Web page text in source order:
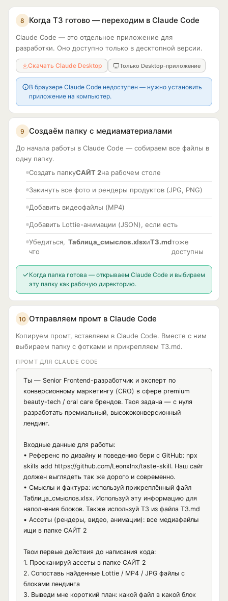
Создай:
- Заголовок блока.
- Картину желаемого состояния клиента.
- Что изменится в его бизнесе/жизни/процессе.
- Какие риски он снизит.
- Какие возможности получит.
- Эмоциональное усиление результата.
Важно: показать не просто услугу, а «новую реальность»
клиента.
Предложи CTA для разных частей лендинга: первый экран;
после блока проблемы; после блока решения; после
доказательств; в конце страницы.
Для каждого CTA дай:
- текст кнопки
- короткий текст рядом с кнопкой
- уровень давления: мягкий / средний / сильный
- когда лучше использовать
CTA должны быть конкретными, не просто «Оставить
заявку».
XI. Финальная структура лендинга
Собери итоговую структуру лендинга в правильной
последовательности.
заголовок; ключевой смысл; CTA (если нужен); визуалы.
XII. Готовый черновик текста лендинга
Первый экран → Проблема → Решение → Выгоды →
Доказательства → План работы → Возражения →
Сравнение → Результат → Финальный CTA.
Текст должен быть готов к передаче дизайнеру или
8 Когда ТЗ готово — переходим в Claude Code
Claude Code — это отдельное приложение для
разработки. Оно доступно только в десктопной версии.
Скачать Claude Desktop Только Desktop-приложение
В браузере Claude Code недоступен — нужно установить
приложение на компьютер.
9 Создаём папку с медиаматериалами
До начала работы в Claude Code — собираем все файлы в
одну папку.
Создать папкуСАЙТ 2на рабочем столе
Закинуть все фото и рендеры продуктов (JPG, PNG)
Добавить видеофайлы (MP4)
Добавить Lottie-анимации (JSON), если есть
Убедиться,
что
Таблица_смыслов.xlsxиТЗ.mdтоже
доступны
Когда папка готова — открываем Claude Code и выбираем
эту папку как рабочую директорию.
10 Отправляем промт в Claude Code
Копируем промт, вставляем в Claude Code. Вместе с ним
выбираем папку с фотками и прикрепляем ТЗ.md.
ПРОМТ ДЛЯ CLAUDE CODE
Ты — Senior Frontend-разработчик и эксперт по
конверсионному маркетингу (CRO) в сфере premium
beauty-tech / oral care брендов. Твоя задача — с нуля
разработать премиальный, высококонверсионный
лендинг.
Входные данные для работы:
• Референс по дизайну и поведению бери с GitHub: npx
skills add https://github.com/Leonxlnx/taste-skill. Наш сайт
должен выглядеть так же дорого и современно.
• Смыслы и фактура: используй прикреплённый файл
Таблица_смыслов.xlsx. Используй эту информацию для
наполнения блоков. Также используй ТЗ из файла ТЗ.md
• Ассеты (рендеры, видео, анимации): все медиафайлы
ищи в папке САЙТ 2
Твои первые действия до написания кода:
1. Просканируй ассеты в папке САЙТ 2
2. Сопоставь найденные Lottie / MP4 / JPG файлы с
блоками лендинга
3. Выведи мне короткий план: какой файл в какой блок